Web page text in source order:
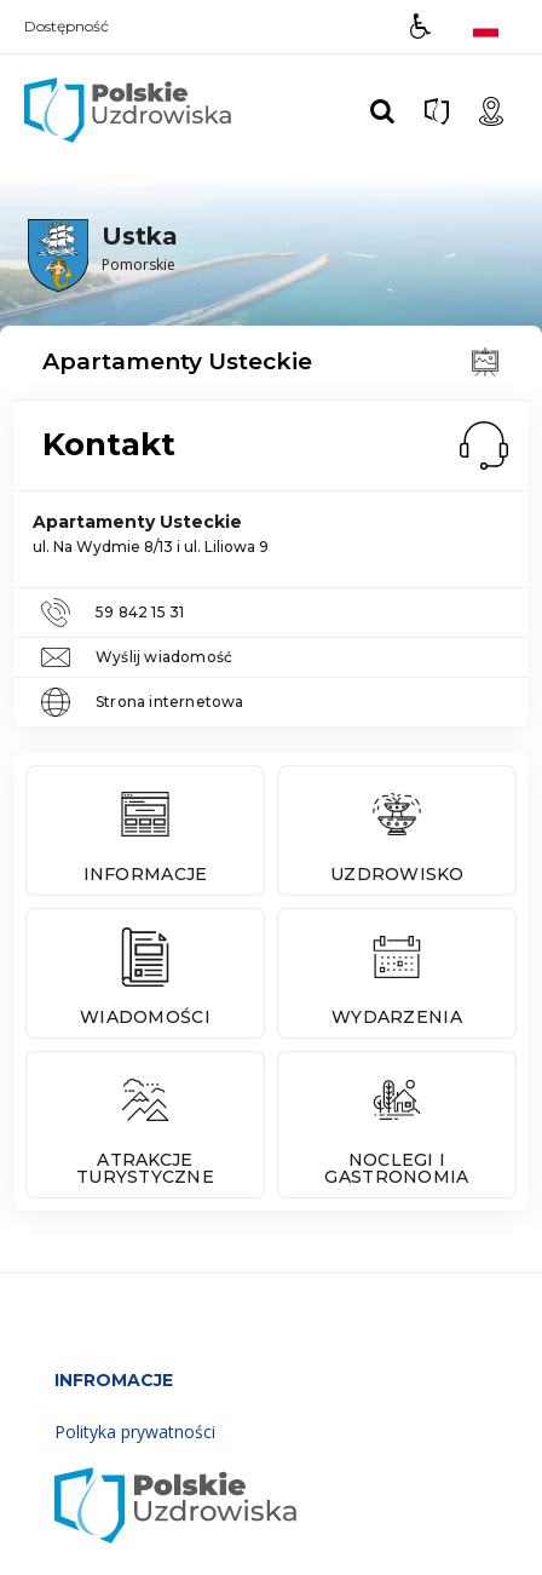
Dostępność
Ustka
Pomorskie
Apartamenty Usteckie
Kontakt
Apartamenty Usteckie
ul. Na Wydmie 8/13 i ul. Liliowa 9
59 842 15 31
Wyślij wiadomość
Strona internetowa
INFORMACJE UZDROWISKO
WIADOMOŚCI WYDARZENIA
ATRAKCJE
TURYSTYCZNE
NOCLEGI I
GASTRONOMIA
INFROMACJE
Polityka prywatności